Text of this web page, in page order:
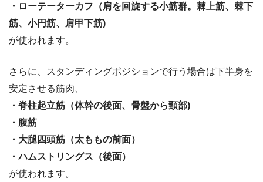
・ローテーターカフ（肩を回旋する小筋群。棘上筋、棘下
筋、小円筋、肩甲下筋)
が使われます。
さらに、スタンディングポジションで行う場合は下半身を
安定させる筋肉、
・脊柱起立筋（体幹の後面、骨盤から頸部)
・腹筋
・大腿四頭筋（太ももの前面）
・ハムストリングス（後面）
が使われます。